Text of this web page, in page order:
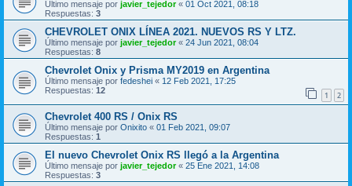
Último mensaje por javier_tejedor« 01 Oct 2021, 08:18
Respuestas: 3
CHEVROLET ONIX LÍNEA 2021. NUEVOS RS Y LTZ.
Último mensaje por javier_tejedor« 24 Jun 2021, 08:04
Respuestas: 8
Chevrolet Onix y Prisma MY2019 en Argentina
Último mensaje por fedeshei « 12 Feb 2021, 17:25
Respuestas: 12 1 2
Chevrolet 400 RS / Onix RS
Último mensaje por Onixito « 01 Feb 2021, 09:07
Respuestas: 1
El nuevo Chevrolet Onix RS llegó a la Argentina
Último mensaje por javier_tejedor« 25 Ene 2021, 14:08
Respuestas: 3